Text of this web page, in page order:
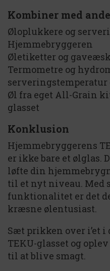
Kombiner med
Øloplukkere og
Hjemmebryggeren
Øletiketter og
Termometre og
Øl fra eget All-Grain
glasset
Konklusion
Hjemmebryggerens
er ikke bare et ølglas.
løfte din
til et nyt niveau. Med
funktionalitet er det
kræsne ølentusiast.
Sæt prikken over i’et
TEKU-glasset og
til at blive smagt.